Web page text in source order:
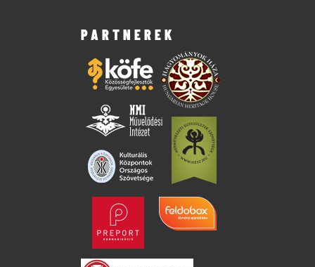
PARTNEREK